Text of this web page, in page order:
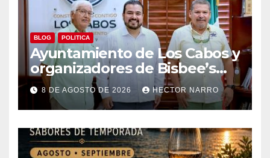
BLOG POLITICA
Ayuntamiento de Los Cabos y
organizadores de Bisbee’s
coordinan acciones para
edición 2026
8 DE AGOSTO DE 2026 HECTOR NARRO